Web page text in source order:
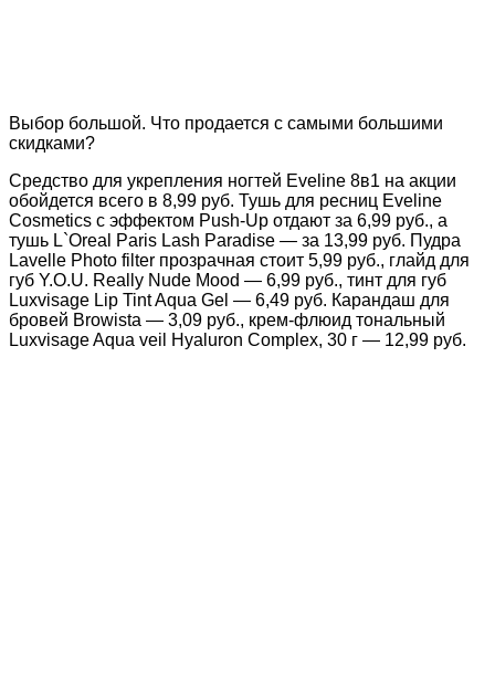
Выбор большой. Что продается с самыми большими
скидками?
Средство для укрепления ногтей Eveline 8в1 на акции
обойдется всего в 8,99 руб. Тушь для ресниц Eveline
Cosmetics с эффектом Push-Up отдают за 6,99 руб., а
тушь L`Oreal Paris Lash Paradise — за 13,99 руб. Пудра
Lavelle Photo filter прозрачная стоит 5,99 руб., глайд для
губ Y.O.U. Really Nude Mood — 6,99 руб., тинт для губ
Luxvisage Lip Tint Aqua Gel — 6,49 руб. Карандаш для
бровей Browista — 3,09 руб., крем-флюид тональный
Luxvisage Aqua veil Hyaluron Complex, 30 г — 12,99 руб.